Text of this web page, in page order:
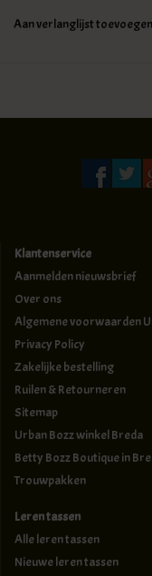
Aan verlanglijst toevoegen
Klantenservice
Aanmelden nieuwsbrief
Over ons
Algemene voorwaarden
Privacy Policy
Zakelijke bestelling
Ruilen & Retourneren
Sitemap
Urban Bozz winkel Breda
Betty Bozz Boutique in
Trouwpakken
Leren tassen
Alle leren tassen
Nieuwe leren tassen